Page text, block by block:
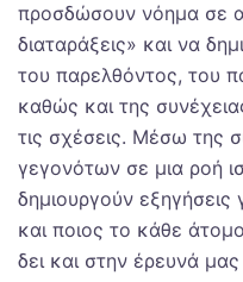
προσδώσουν νόημα σε
διαταράξεις» και να
του παρελθόντος, του
καθώς και της
τις σχέσεις. Μέσω της
γεγονότων σε μια ροή
δημιουργούν εξηγήσεις
και ποιος το κάθε
δει και στην έρευνά